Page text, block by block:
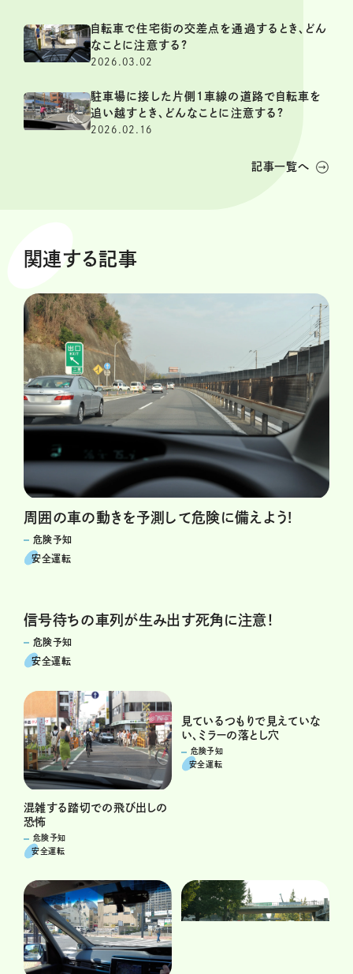
自転車で住宅街の交差点を通過するとき、どん
なことに注意する?
2026.03.02
駐車場に接した片側1車線の道路で自転車を
追い越すとき、どんなことに注意する?
2026.02.16
記事一覧へ
関連する記事
周囲の車の動きを予測して危険に備えよう!
危険予知
安全運転
信号待ちの車列が生み出す死角に注意！
危険予知
安全運転
混雑する踏切での飛び出しの
恐怖
危険予知
安全運転
見ているつもりで見えていな
い、ミラーの落とし穴
危険予知
安全運転